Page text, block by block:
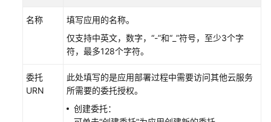
CodeArts
Deploy
名称
填写应用的名称。
仅支持中英文，数字，“-”和“_”符号，至少3个字
符，最多128个字符。
委托
URN
此处填写的是应用部署过程中需要访问其他云服务
所需要的委托授权。
创建委托：